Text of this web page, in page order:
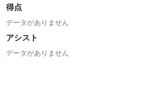
得点
データがありません
アシスト
データがありません